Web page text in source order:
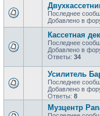
Последнее
Добавлено в
Кассетная
Последнее
Добавлено в
Ответы: 34
Усилитель
Последнее
Добавлено в
Ответы: 8
Музцентр